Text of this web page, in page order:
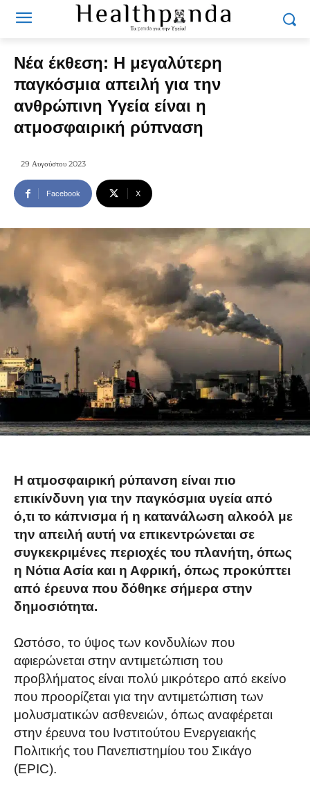
Νέα έκθεση: Η μεγαλύτερη
παγκόσμια απειλή για την
ανθρώπινη Υγεία είναι η
ατμοσφαιρική ρύπναση
29 Αυγούστου 2023
Facebook X
Η ατμοσφαιρική ρύπανση είναι πιο
επικίνδυνη για την παγκόσμια υγεία από
ό,τι το κάπνισμα ή η κατανάλωση αλκοόλ με
την απειλή αυτή να επικεντρώνεται σε
συγκεκριμένες περιοχές του πλανήτη, όπως
η Νότια Ασία και η Αφρική, όπως προκύπτει
από έρευνα που δόθηκε σήμερα στην
δημοσιότητα.
Ωστόσο, το ύψος των κονδυλίων που
αφιερώνεται στην αντιμετώπιση του
προβλήματος είναι πολύ μικρότερο από εκείνο
που προορίζεται για την αντιμετώπιση των
μολυσματικών ασθενειών, όπως αναφέρεται
στην έρευνα του Ινστιτούτου Ενεργειακής
Πολιτικής του Πανεπιστημίου του Σικάγο
(EPIC).